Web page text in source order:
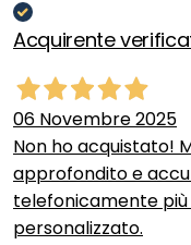
Acquirente
06 Novembre 2025
Non ho acquistato!
approfondito e
telefonicamente
personalizzato.